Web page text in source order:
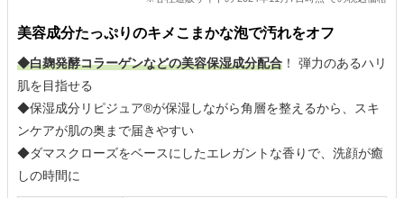
美容成分たっぷりのキメこまかな泡で汚れをオフ
◆白麹発酵コラーゲンなどの美容保湿成分配合 ！ 弾力のあるハリ
肌を目指せる
◆保湿成分リピジュア®が保湿しながら角層を整えるから、スキ
ンケアが肌の奥まで届きやすい
◆ダマスクローズをベースにしたエレガントな香りで、洗顔が癒
しの時間に